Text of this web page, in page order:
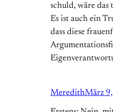
schuld, wäre das
Es ist auch ein
dass diese
MeredithMärz